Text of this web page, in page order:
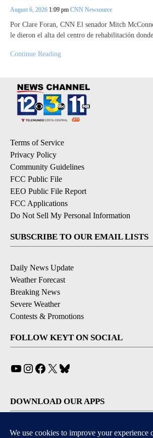
August 6, 2026 1:09 pm CNN Newsource
Por Clare Foran, CNN El senador Mitch
le dieron el alta del centro de rehabilitación
Continue Reading
Terms of Service
Privacy Policy
Community Guidelines
FCC Public File
EEO Public File Report
FCC Applications
Do Not Sell My Personal Information
SUBSCRIBE TO OUR EMAIL LISTS
Daily News Update
Weather Forecast
Breaking News
Severe Weather
Contests & Promotions
FOLLOW KEYT ON SOCIAL
YouTube
Instagram
Facebook
X
DOWNLOAD OUR APPS
Available for iOS and